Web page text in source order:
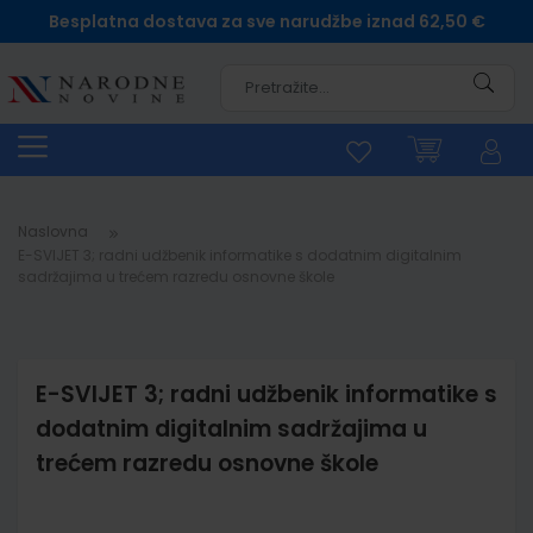
Besplatna dostava za sve narudžbe iznad 62,50 €
Naslovna
E-SVIJET 3; radni udžbenik informatike s
dodatnim digitalnim sadržajima u
trećem razredu osnovne škole